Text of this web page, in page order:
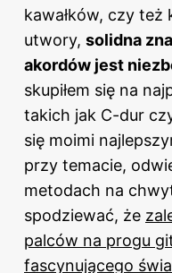
kawałków, czy też
utwory, solidna
akordów jest
skupiłem się na
takich jak C-dur
się moimi
przy temacie,
metodach na
spodziewać, że
palców na progu
fascynującego